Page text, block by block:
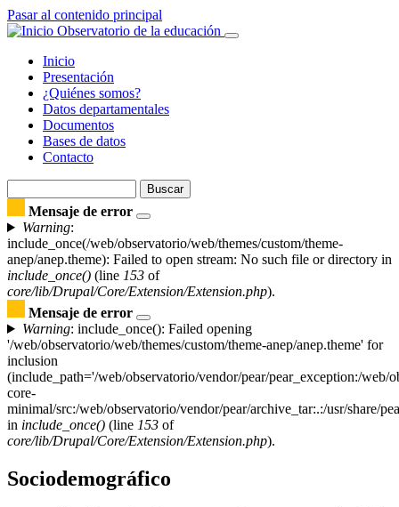
Pasar al contenido principal
Observatorio de la educación
Navegación
principal
Inicio
Presentación
¿Quiénes somos?
Datos departamentales
Documentos
Bases de datos
Contacto
Buscar
Mensaje de error
Warning:
include_once(/web/observatorio/web/themes/custom/theme-
anep/anep.theme): Failed to open stream: No such file or directory in
include_once() (line 153 of
core/lib/Drupal/Core/Extension/Extension.php).
Mensaje de error
Warning: include_once(): Failed opening
'/web/observatorio/web/themes/custom/theme-anep/anep.theme' for
inclusion
(include_path='/web/observatorio/vendor/pear/pear_exception:/web/
core-
minimal/src:/web/observatorio/vendor/pear/archive_tar:.:/usr/share/
in include_once() (line 153 of
core/lib/Drupal/Core/Extension/Extension.php).
Sociodemográfico